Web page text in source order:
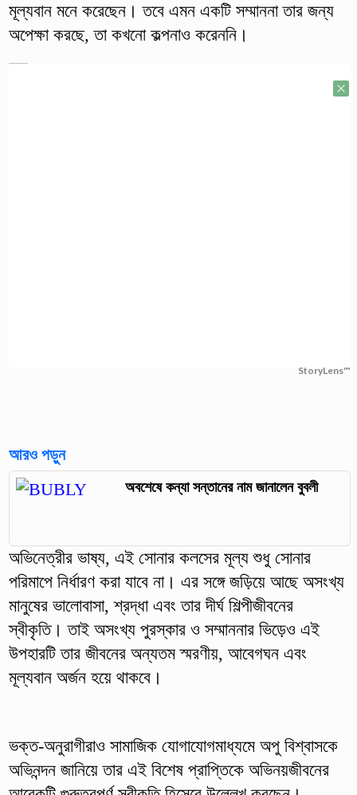
মূল্যবান মনে করেছেন। তবে এমন একটি সম্মাননা তার জন্য
অপেক্ষা করছে, তা কখনো কল্পনাও করেননি।
StoryLens™
আরও পড়ুন
অবশেষে কন্যা সন্তানের নাম জানালেন বুবলী
অভিনেত্রীর ভাষ্য, এই সোনার কলসের মূল্য শুধু সোনার
পরিমাপে নির্ধারণ করা যাবে না। এর সঙ্গে জড়িয়ে আছে অসংখ্য
মানুষের ভালোবাসা, শ্রদ্ধা এবং তার দীর্ঘ শিল্পীজীবনের
স্বীকৃতি। তাই অসংখ্য পুরস্কার ও সম্মাননার ভিড়েও এই
উপহারটি তার জীবনের অন্যতম স্মরণীয়, আবেগঘন এবং
মূল্যবান অর্জন হয়ে থাকবে।
ভক্ত-অনুরাগীরাও সামাজিক যোগাযোগমাধ্যমে অপু বিশ্বাসকে
অভিনন্দন জানিয়ে তার এই বিশেষ প্রাপ্তিকে অভিনয়জীবনের